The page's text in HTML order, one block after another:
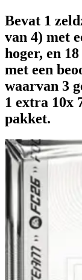
Bevat 1
van 4) met
hoger, en
met een
waarvan 3
1 extra 10x
pakket.